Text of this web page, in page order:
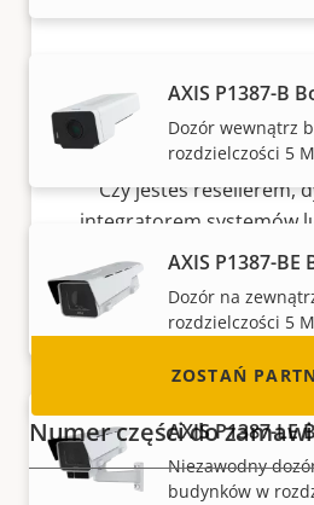
AXIS P1387-B
Dozór wewnątrz
rozdzielczości 5
AXIS P1387-BE
Dozór na
rozdzielczości 5
AXIS P1387-LE
Niezawodny
budynków w
Zostań partnerem
Czy jesteś resellerem,
integratorem systemów
Mamy partnerów w
świecie. Dowiedz się,
ZOSTAŃ
Numer części do